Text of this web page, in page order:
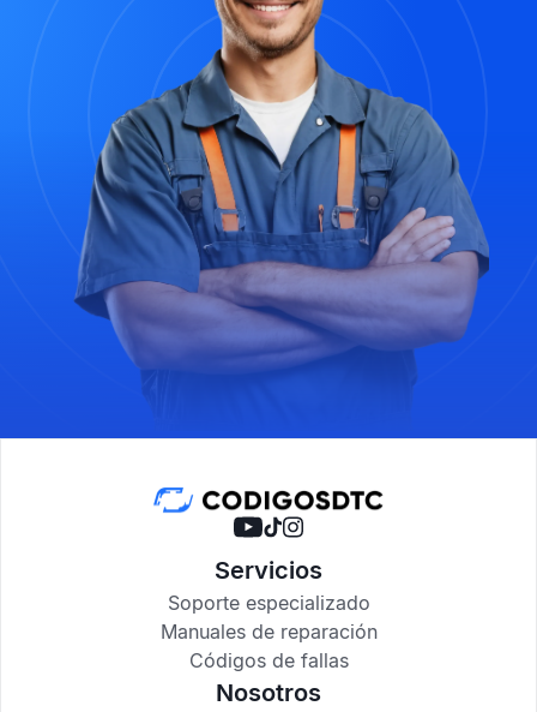
Servicios
Soporte especializado
Manuales de reparación
Códigos de fallas
Nosotros